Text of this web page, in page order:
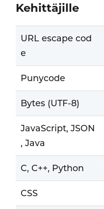
Kehittäjille
URL escape cod
e
Punycode
Bytes (UTF-8)
JavaScript, JSON
, Java
C, C++, Python
CSS